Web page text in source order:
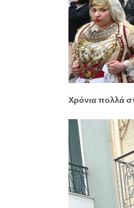
Χρόνια πολλά